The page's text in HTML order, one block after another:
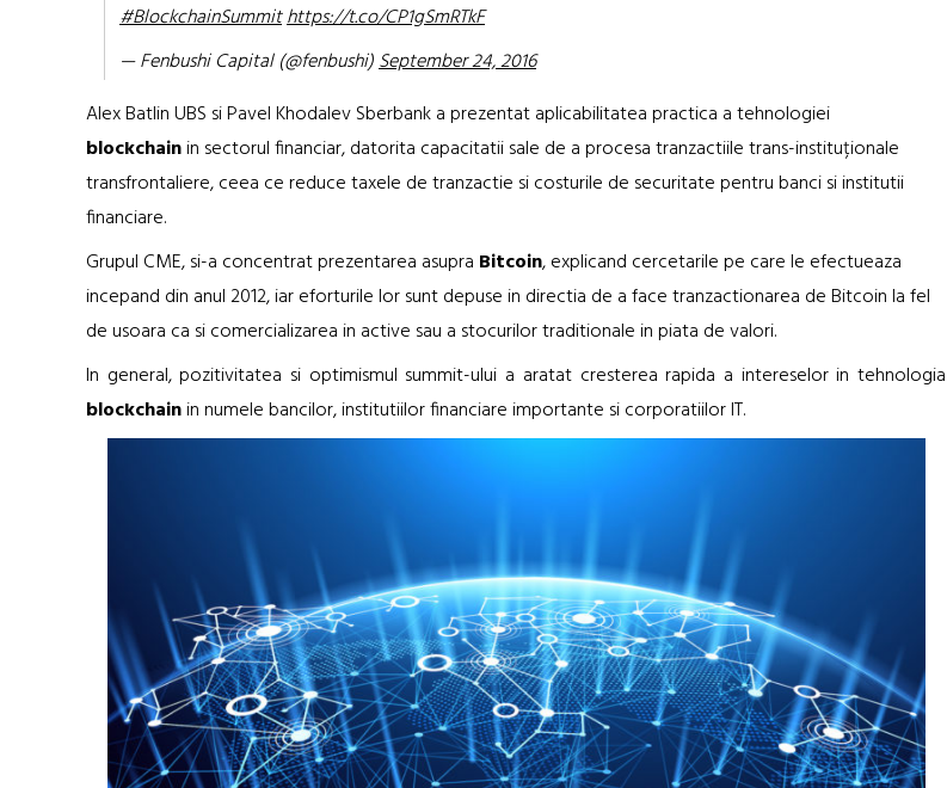
#BlockchainSummithttps://t.co/CP1gSmRTkF
— Fenbushi Capital (@fenbushi)September 24, 2016
Alex Batlin UBS si Pavel Khodalev Sberbank a prezentat aplicabilitatea practica a tehnologiei
blockchainin sectorul financiar, datorita capacitatii sale de a procesa tranzactiile trans-instituționale
transfrontaliere, ceea ce reduce taxele de tranzactie si costurile de securitate pentru banci si institutii
financiare.
Grupul CME, si-a concentrat prezentarea asupra Bitcoin, explicand cercetarile pe care le efectueaza
incepand din anul 2012, iar eforturile lor sunt depuse in directia de a face tranzactionarea de Bitcoin la fel
de usoara ca si comercializarea in active sau a stocurilor traditionale in piata de valori.
In general, pozitivitatea si optimismul summit-ului a aratat cresterea rapida a intereselor in tehnologia
blockchainin numele bancilor, institutiilor financiare importante si corporatiilor IT.